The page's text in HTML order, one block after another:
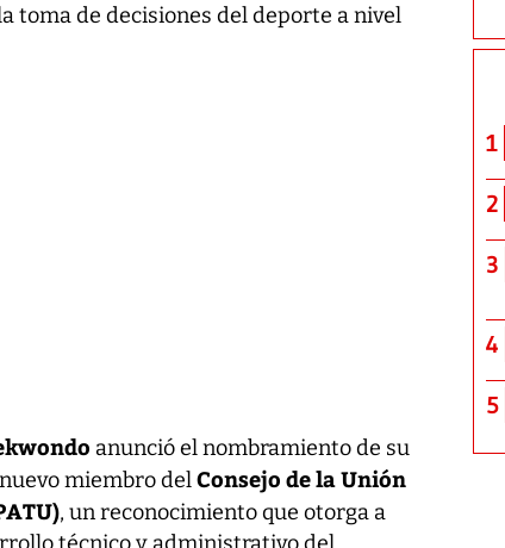
toma de decisiones del deporte a nivel
anunció el nombramiento de su
miembro delConsejo de la Unión
, un reconocimiento que otorga a
1
2
3
4
5